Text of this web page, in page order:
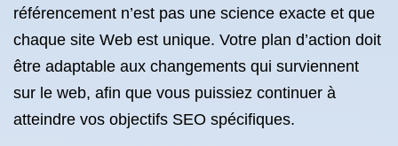
référencement n’est pas une science exacte et que
chaque site Web est unique. Votre plan d’action doit
être adaptable aux changements qui surviennent
sur le web, afin que vous puissiez continuer à
atteindre vos objectifs SEO spécifiques.